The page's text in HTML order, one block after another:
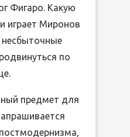
Фигаро. Какую
играет Миронов
несбыточные
по
предмет для